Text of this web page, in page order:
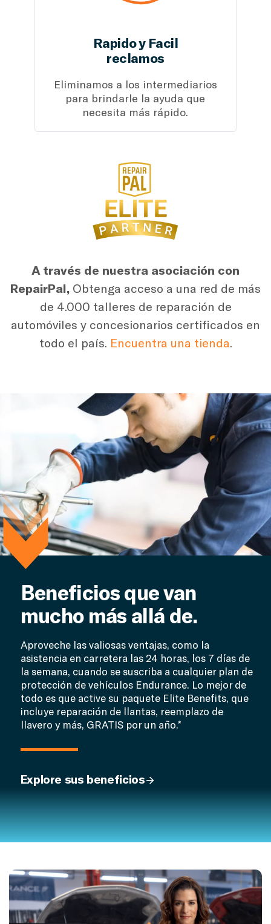
Rapido y Facil
reclamos
Eliminamos a los intermediarios
para brindarle la ayuda que
necesita más rápido.
A través de nuestra asociación con
RepairPal, Obtenga acceso a una red de más
de 4.000 talleres de reparación de
automóviles y concesionarios certificados en
todo el país. Encuentra una tienda.
Beneficios que van
mucho más allá de.
Aproveche las valiosas ventajas, como la
asistencia en carretera las 24 horas, los 7 días de
la semana, cuando se suscriba a cualquier plan de
protección de vehículos Endurance. Lo mejor de
todo es que active su paquete Elite Benefits, que
incluye reparación de llantas, reemplazo de
llavero y más, GRATIS por un año.*
Explore sus beneficios